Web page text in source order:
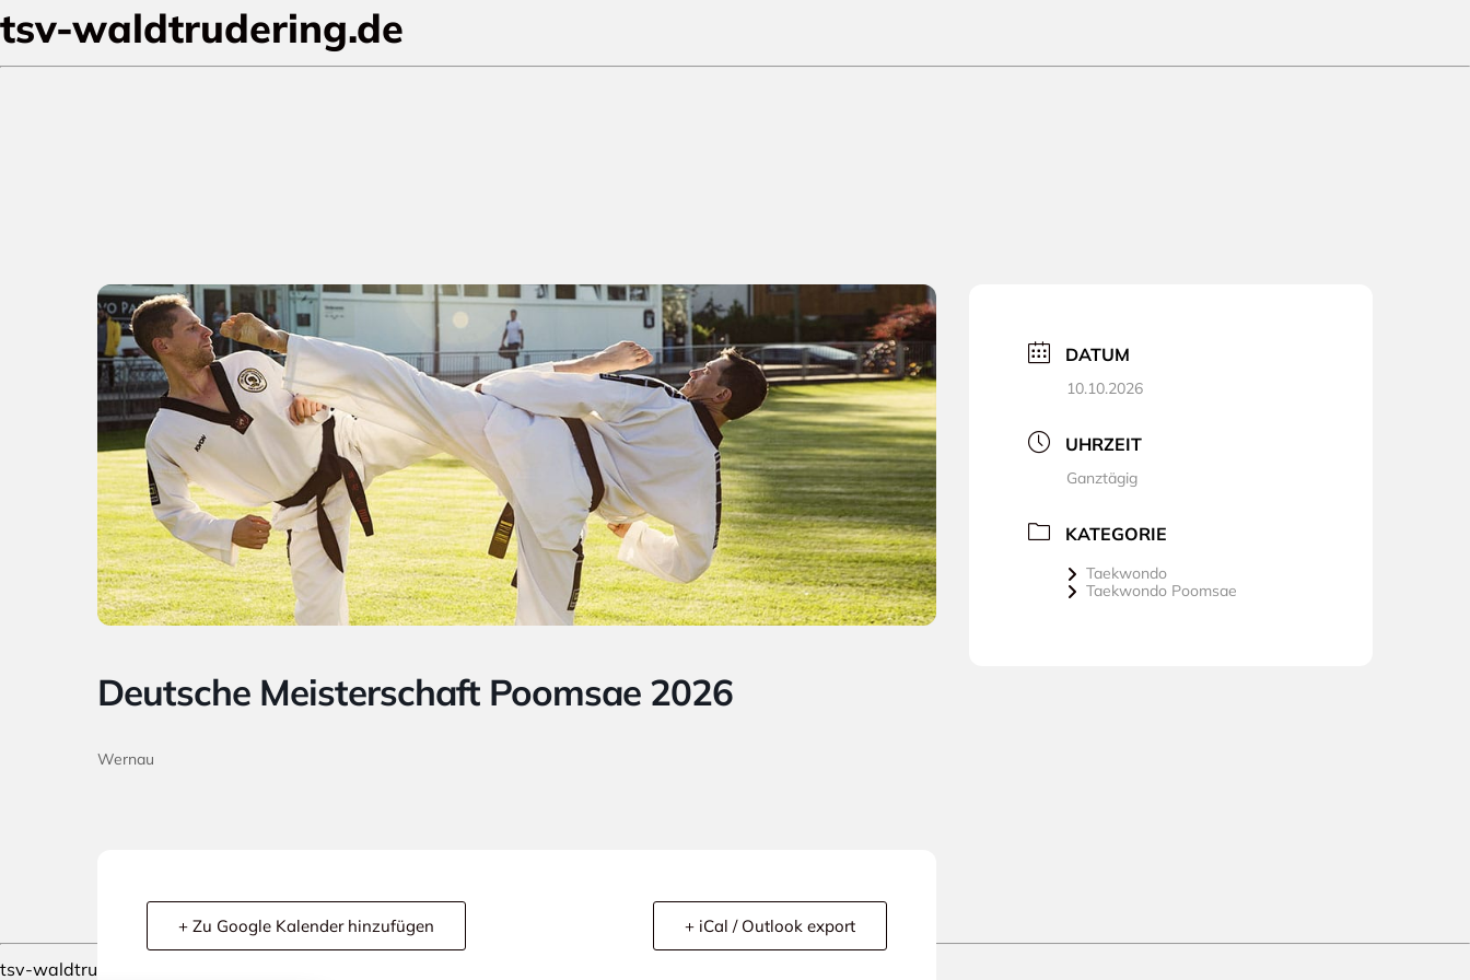
tsv-waldtrudering.de
Deutsche Meisterschaft Poomsae 2026
Wernau
+ Zu Google Kalender hinzufügen + iCal / Outlook export
DATUM
10.10.2026
UHRZEIT
Ganztägig
KATEGORIE
Taekwondo
Taekwondo Poomsae
tsv-waldtrudering.de wird mit Stolz präsentiert von